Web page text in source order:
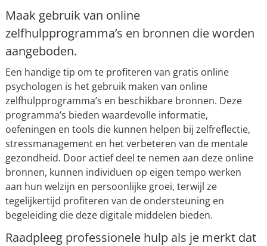
Maak gebruik van online
zelfhulpprogramma’s en bronnen die worden
aangeboden.
Een handige tip om te profiteren van gratis online
psychologen is het gebruik maken van online
zelfhulpprogramma’s en beschikbare bronnen. Deze
programma’s bieden waardevolle informatie,
oefeningen en tools die kunnen helpen bij zelfreflectie,
stressmanagement en het verbeteren van de mentale
gezondheid. Door actief deel te nemen aan deze online
bronnen, kunnen individuen op eigen tempo werken
aan hun welzijn en persoonlijke groei, terwijl ze
tegelijkertijd profiteren van de ondersteuning en
begeleiding die deze digitale middelen bieden.
Raadpleeg professionele hulp als je merkt dat